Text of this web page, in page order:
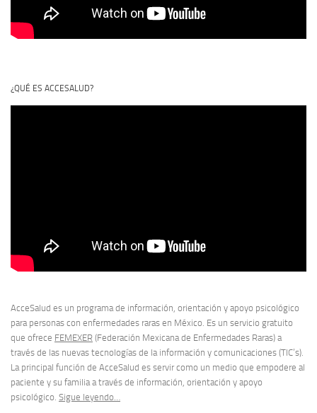
¿QUÉ ES ACCESALUD?
AcceSalud es un programa de información, orientación y apoyo psicológico
para personas con enfermedades raras en México. Es un servicio gratuito
que ofrece FEMEXER (Federación Mexicana de Enfermedades Raras) a
través de las nuevas tecnologías de la información y comunicaciones (TIC’s).
La principal función de AcceSalud es servir como un medio que empodere al
paciente y su familia a través de información, orientación y apoyo
psicológico. Sigue leyendo…